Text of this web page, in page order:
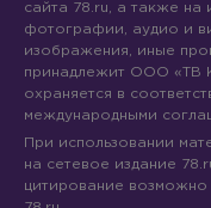
сайта 78.ru, а также на
фотографии, аудио и
изображения, иные
принадлежит ООО «ТВ
охраняется в
международными
При использовании
на сетевое издание
цитирование возможно